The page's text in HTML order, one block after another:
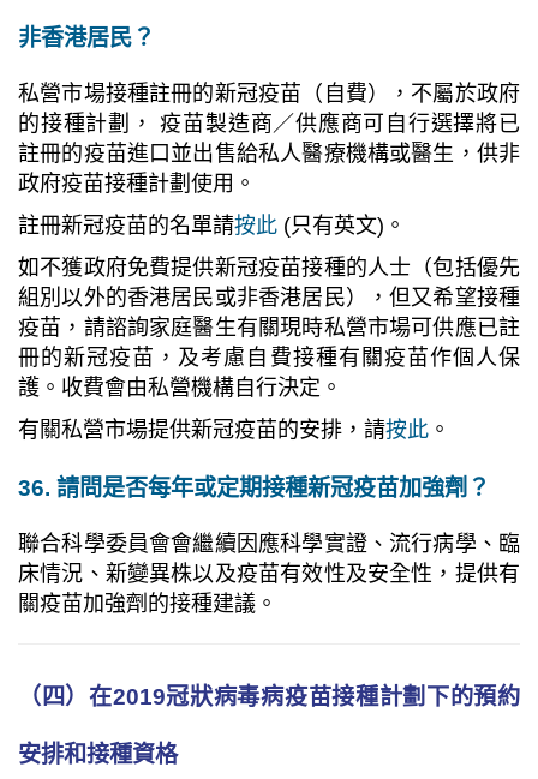
非香港居民？
私營市場接種註冊的新冠疫苗（自費），不屬於政府
的接種計劃， 疫苗製造商／供應商可自行選擇將已
註冊的疫苗進口並出售給私人醫療機構或醫生，供非
政府疫苗接種計劃使用。
註冊新冠疫苗的名單請按此 (只有英文)。
如不獲政府免費提供新冠疫苗接種的人士（包括優先
組別以外的香港居民或非香港居民），但又希望接種
疫苗，請諮詢家庭醫生有關現時私營市場可供應已註
冊的新冠疫苗，及考慮自費接種有關疫苗作個人保
護。收費會由私營機構自行決定。
有關私營市場提供新冠疫苗的安排，請按此 。
36. 請問是否每年或定期接種新冠疫苗加強劑？
聯合科學委員會會繼續因應科學實證、流行病學、臨
床情況、新變異株以及疫苗有效性及安全性，提供有
關疫苗加強劑的接種建議。
（四）在2019冠狀病毒病疫苗接種計劃下的預約
安排和接種資格